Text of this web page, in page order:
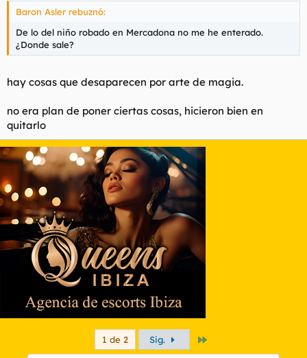
Baron Asler rebuznó:
De lo del niño robado en Mercadona no me he enterado.
¿Donde sale?
hay cosas que desaparecen por arte de magia.
no era plan de poner ciertas cosas, hicieron bien en
quitarlo
1 de 2 Sig.